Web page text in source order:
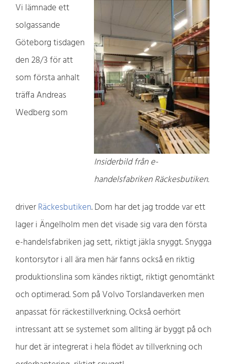
Insiderbild från e-
handelsfabriken Räckesbutiken.
Vi lämnade ett
solgassande
Göteborg tisdagen
den 28/3 för att
som första anhalt
träffa Andreas
Wedberg som
driverRäckesbutiken. Dom har det jag trodde var ett
lager i Ängelholm men det visade sig vara den första
e-handelsfabriken jag sett, riktigt jäkla snyggt. Snygga
kontorsytor i all ära men här fanns också en riktig
produktionslina som kändes riktigt, riktigt genomtänkt
och optimerad. Som på Volvo Torslandaverken men
anpassat för räckestillverkning. Också oerhört
intressant att se systemet som allting är byggt på och
hur det är integrerat i hela flödet av tillverkning och